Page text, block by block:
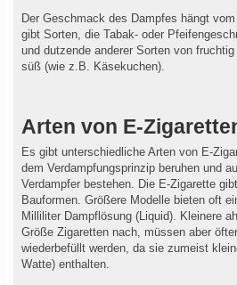
Der Geschmack des Dampfes hängt
gibt Sorten, die Tabak- oder
und dutzende anderer Sorten von
süß (wie z.B. Käsekuchen).
Arten von E-
Es gibt unterschiedliche Arten von E-
dem Verdampfungsprinzip beruhen und
Verdampfer bestehen. Die E-Zigarette
Bauformen. Größere Modelle bieten oft
Milliliter Dampflösung (Liquid). Kleinere
Größe Zigaretten nach, müssen aber
wiederbefüllt werden, da sie zumeist
Watte) enthalten.